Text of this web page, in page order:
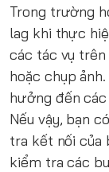
Trong trường
lag khi thực
các tác vụ
hoặc chụp
hưởng đến
Nếu vậy, bạn
tra kết nối của
kiểm tra các